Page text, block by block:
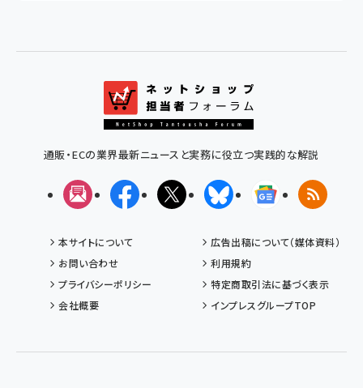
通販・ECの業界最新ニュースと実務に役立つ実践的な解説
メルマガFacebookX(エックス)BlueskyGoogleニュ
RSS
本サイトについて
広告出稿について（媒体資料）
お問い合わせ
利用規約
プライバシーポリシー
特定商取引法に基づく表示
会社概要
インプレスグループTOP